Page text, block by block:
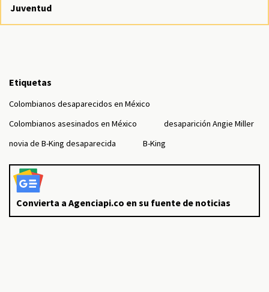
Juventud
Etiquetas
Colombianos desaparecidos en México
Colombianos asesinados en México
desaparición Angie Miller
novia de B-King desaparecida
B-King
Convierta a Agenciapi.co en su fuente de noticias